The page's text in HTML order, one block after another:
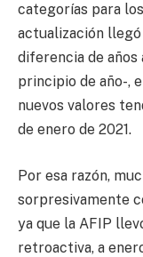
categorías para
actualización llegó
diferencia de años
principio de año-,
nuevos valores
de enero de 2021.
Por esa razón,
sorpresivamente
ya que la AFIP
retroactiva, a